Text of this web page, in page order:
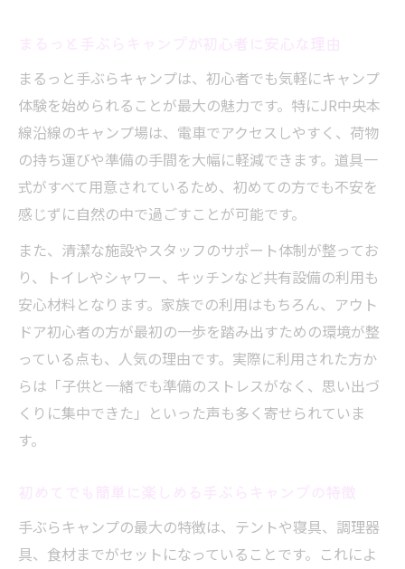
まるっと手ぶらキャンプは、初心者でも気軽にキャンプ
体験を始められることが最大の魅力です。特にJR中央本
線沿線のキャンプ場は、電車でアクセスしやすく、荷物
の持ち運びや準備の手間を大幅に軽減できます。道具一
式がすべて用意されているため、初めての方でも不安を
感じずに自然の中で過ごすことが可能です。
また、清潔な施設やスタッフのサポート体制が整ってお
り、トイレやシャワー、キッチンなど共有設備の利用も
安心材料となります。家族での利用はもちろん、アウト
ドア初心者の方が最初の一歩を踏み出すための環境が整
っている点も、人気の理由です。実際に利用された方か
らは「子供と一緒でも準備のストレスがなく、思い出づ
くりに集中できた」といった声も多く寄せられていま
す。
手ぶらキャンプの最大の特徴は、テントや寝具、調理器
具、食材までがセットになっていることです。これによ